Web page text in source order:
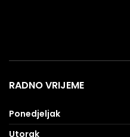
RADNO VRIJEME
Ponedjeljak
Utorak